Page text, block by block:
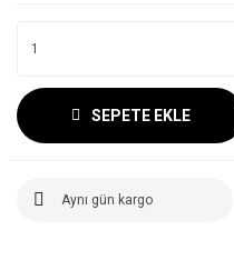
SEPETE EKLE
Aynı gün kargo